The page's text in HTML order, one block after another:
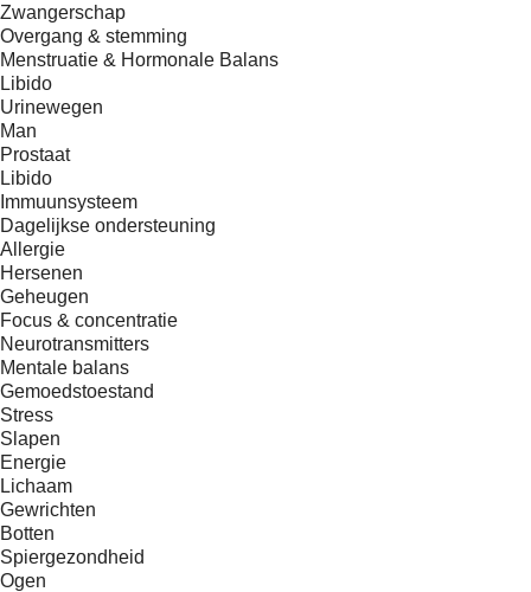
Zwangerschap
Overgang & stemming
Menstruatie & Hormonale Balans
Libido
Urinewegen
Man
Prostaat
Libido
Immuunsysteem
Dagelijkse ondersteuning
Allergie
Hersenen
Geheugen
Focus & concentratie
Neurotransmitters
Mentale balans
Gemoedstoestand
Stress
Slapen
Energie
Lichaam
Gewrichten
Botten
Spiergezondheid
Ogen